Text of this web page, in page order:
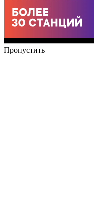
Пропустить